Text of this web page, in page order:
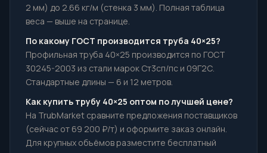
2 мм) до 2.66 кг/м (стенка 3 мм). Полная таблица
веса — выше на странице.
По какому ГОСТ производится труба 40×25?
Профильная труба 40×25 производится по ГОСТ
30245-2003 из стали марок Ст3сп/пс и 09Г2С.
Стандартные длины — 6 и 12 метров.
Как купить трубу 40×25 оптом по лучшей цене?
На TrubMarket сравните предложения поставщиков
(сейчас от 69 200 ₽/т) и оформите заказ онлайн.
Для крупных объёмов разместите бесплатный